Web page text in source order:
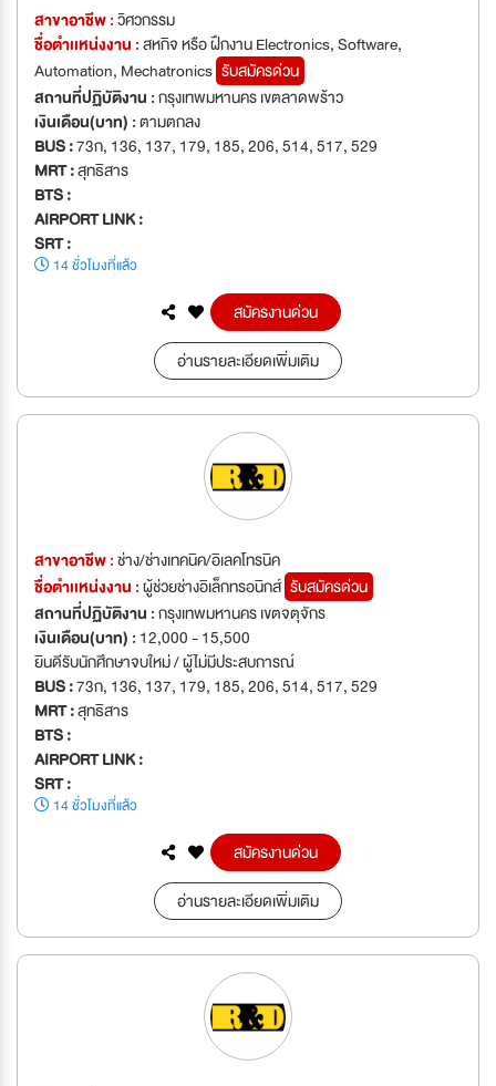
สาขาอาชีพ :วิศวกรรม
ชื่อตำเเหน่งงาน :สหกิจ หรือ ฝึกงาน Electronics, Software,
Automation, Mechatronics รับสมัครด่วน
สถานที่ปฏิบัติงาน :กรุงเทพมหานคร เขตลาดพร้าว
เงินเดือน(บาท) :ตามตกลง
BUS :73ก, 136, 137, 179, 185, 206, 514, 517, 529
MRT :สุทธิสาร
BTS :
AIRPORT LINK :
SRT :
14 ชั่วโมงที่แล้ว
สมัครงานด่วน
อ่านรายละเอียดเพิ่มเติม
สาขาอาชีพ :ช่าง/ช่างเทคนิค/อิเลคโทรนิค
ชื่อตำเเหน่งงาน :ผู้ช่วยช่างอิเล็กทรอนิกส์ รับสมัครด่วน
สถานที่ปฏิบัติงาน :กรุงเทพมหานคร เขตจตุจักร
เงินเดือน(บาท) : 12,000 - 15,500
ยินดีรับนักศึกษาจบใหม่ / ผู้ไม่มีประสบการณ์
BUS :73ก, 136, 137, 179, 185, 206, 514, 517, 529
MRT :สุทธิสาร
BTS :
AIRPORT LINK :
SRT :
14 ชั่วโมงที่แล้ว
สมัครงานด่วน
อ่านรายละเอียดเพิ่มเติม